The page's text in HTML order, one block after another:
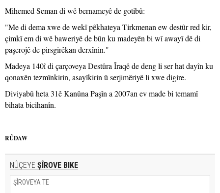
Mihemed Seman di wê bernameyê de gotibû:
"Me di dema xwe de wekî pêkhateya Tirkmenan ew destûr red kir,
çimkî em di wê baweriyê de bûn ku madeyên bi wî awayî dê di
paşerojê de pirsgirêkan derxînin."
Madeya 140î di çarçoveya Destûra Îraqê de deng li ser hat dayîn ku
qonaxên tezmînkirin, asayîkirin û serjimêriyê li xwe digire.
Diviyabû heta 31ê Kanûna Paşîn a 2007an ev made bi temamî
bihata bicihanîn.
RÛDAW
NÛÇEYE ŞÎROVE BIKE